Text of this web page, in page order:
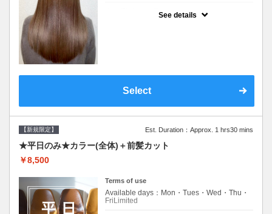
See details
Select
【新規限定】 Est. Duration：Approx. 1 hrs30 mins
★平日のみ★カラー(全体)＋前髪カット
￥8,500
Terms of use
Available days：Mon・Tues・Wed・Thu・
FriLimited